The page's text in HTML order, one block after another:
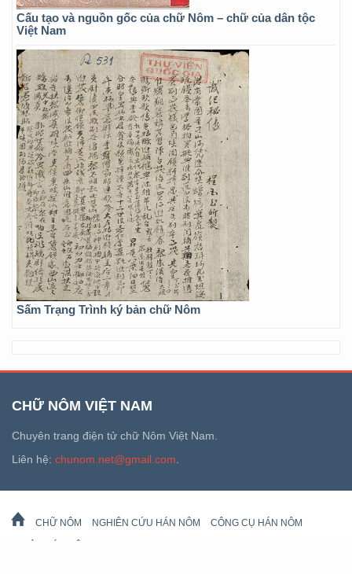
Cấu tạo và nguồn gốc của chữ Nôm – chữ của dân tộc
Việt Nam
Sấm Trạng Trình ký bản chữ Nôm
CHỮ NÔM VIỆT NAM
Chuyên trang điện tử chữ Nôm Việt Nam.
Liên hệ: chunom.net@gmail.com
CHỮ NÔM NGHIÊN CỨU HÁN NÔM CÔNG CỤ HÁN NÔM